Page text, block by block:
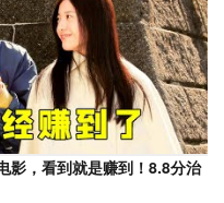
影，看到就是赚到！8.8分治